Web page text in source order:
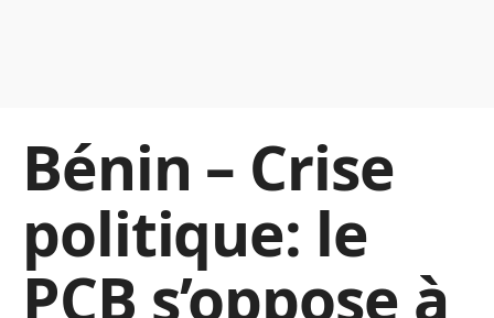
Bénin – Crise
politique: le
PCB s’oppose à